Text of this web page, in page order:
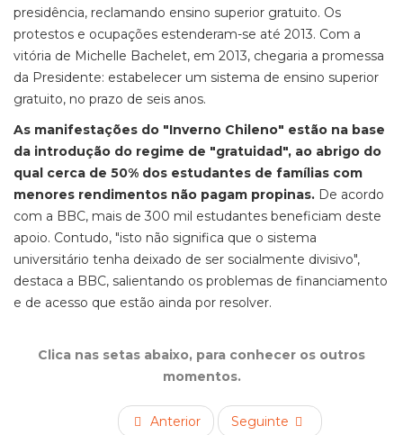
presidência, reclamando ensino superior gratuito. Os
protestos e ocupações estenderam-se até 2013. Com a
vitória de Michelle Bachelet, em 2013, chegaria a promessa
da Presidente: estabelecer um sistema de ensino superior
gratuito, no prazo de seis anos.
As manifestações do "Inverno Chileno" estão na base
da introdução do regime de "gratuidad", ao abrigo do
qual cerca de 50% dos estudantes de famílias com
menores rendimentos não pagam propinas. De acordo
com a BBC, mais de 300 mil estudantes beneficiam deste
apoio. Contudo, "isto não significa que o sistema
universitário tenha deixado de ser socialmente divisivo",
destaca a BBC, salientando os problemas de financiamento
e de acesso que estão ainda por resolver.
Clica nas setas abaixo, para conhecer os outros
momentos.
Anterior Seguinte